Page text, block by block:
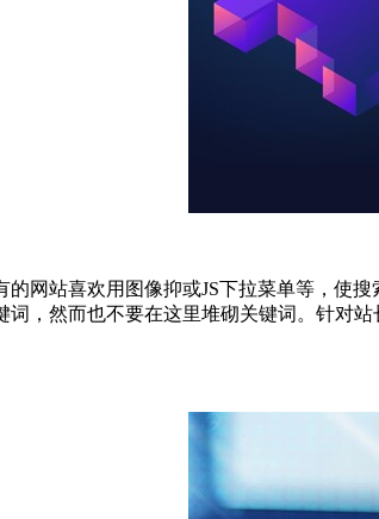
网站喜欢用图像抑或JS下拉菜单等，使
，然而也不要在这里堆砌关键词。针对